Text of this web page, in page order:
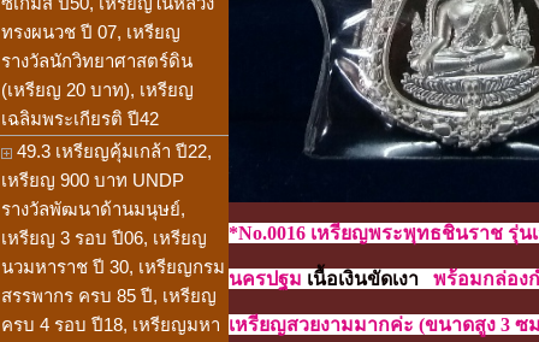
ทรงผนวช ปี 07, เหรียญ
รางวัลนักวิทยาศาสตร์ดิน
(เหรียญ 20 บาท), เหรียญ
เฉลิมพระเกียรติ ปี42
49.3 เหรียญคุ้มเกล้า ปี22,
เหรียญ 900 บาท UNDP
รางวัลพัฒนาด้านมนุษย์,
เหรียญ 3 รอบ ปี06, เหรียญ
นวมหาราช ปี 30, เหรียญกรม
สรรพากร ครบ 85 ปี, เหรียญ
ครบ 4 รอบ ปี18, เหรียญมหา
*No.0016 เหรียญพระพุทธชินราช รุ่
นครปฐม เนื้อเงินขัดเงา พร้อมกล่อง
เหรียญสวยงามมากค่ะ (ขนาดสูง 3 ซ